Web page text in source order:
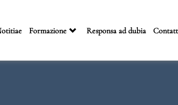
Formazione Responsa ad dubia